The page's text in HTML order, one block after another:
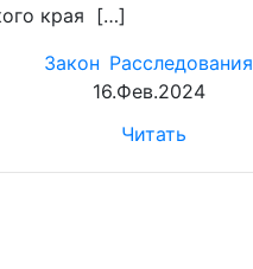
края […]
Закон Расследования
16.Фев.2024
Читать